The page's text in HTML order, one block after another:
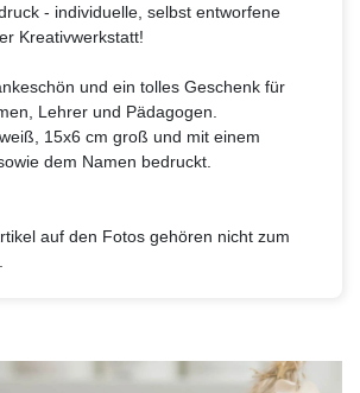
- individuelle, selbst entworfene
Kreativwerkstatt!
und ein tolles Geschenk für
Lehrer und Pädagogen.
15x6 cm groß und mit einem
dem Namen bedruckt.
auf den Fotos gehören nicht zum